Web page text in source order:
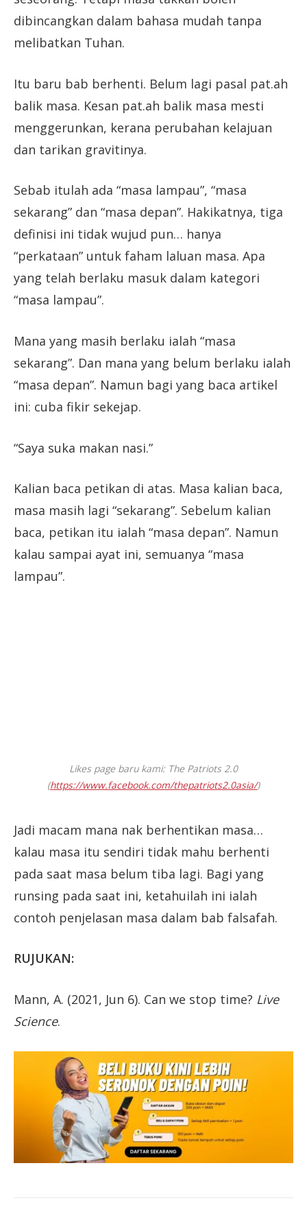
dibincangkan dalam bahasa mudah tanpa
melibatkan Tuhan.
Itu baru bab berhenti. Belum lagi pasal pat.ah
balik masa. Kesan pat.ah balik masa mesti
menggerunkan, kerana perubahan kelajuan
dan tarikan gravitinya.
Sebab itulah ada “masa lampau”, “masa
sekarang” dan “masa depan”. Hakikatnya, tiga
definisi ini tidak wujud pun… hanya
“perkataan” untuk faham laluan masa. Apa
yang telah berlaku masuk dalam kategori
“masa lampau”.
Mana yang masih berlaku ialah “masa
sekarang”. Dan mana yang belum berlaku ialah
“masa depan”. Namun bagi yang baca artikel
ini: cuba fikir sekejap.
“Saya suka makan nasi.”
Kalian baca petikan di atas. Masa kalian baca,
masa masih lagi “sekarang”. Sebelum kalian
baca, petikan itu ialah “masa depan”. Namun
kalau sampai ayat ini, semuanya “masa
lampau”.
Likes page baru kami: The Patriots 2.0
(https://www.facebook.com/thepatriots2.0asia/)
Jadi macam mana nak berhentikan masa…
kalau masa itu sendiri tidak mahu berhenti
pada saat masa belum tiba lagi. Bagi yang
runsing pada saat ini, ketahuilah ini ialah
contoh penjelasan masa dalam bab falsafah.
RUJUKAN:
Mann, A. (2021, Jun 6). Can we stop time? Live
Science.